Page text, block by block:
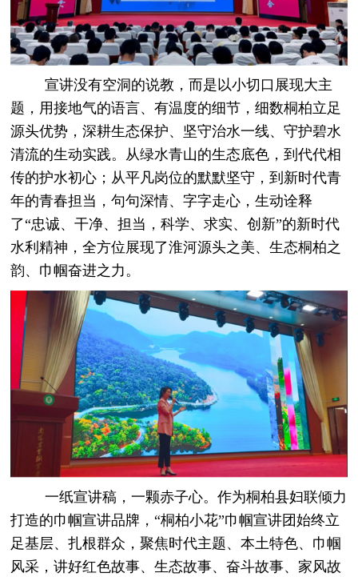
宣讲没有空洞的说教，而是以小切口展现大主
题，用接地气的语言、有温度的细节，细数桐柏立足
源头优势，深耕生态保护、坚守治水一线、守护碧水
清流的生动实践。从绿水青山的生态底色，到代代相
传的护水初心；从平凡岗位的默默坚守，到新时代青
年的青春担当，句句深情、字字走心，生动诠释
了“忠诚、干净、担当，科学、求实、创新”的新时代
水利精神，全方位展现了淮河源头之美、生态桐柏之
韵、巾帼奋进之力。
一纸宣讲稿，一颗赤子心。作为桐柏县妇联倾力
打造的巾帼宣讲品牌，“桐柏小花”巾帼宣讲团始终立
足基层、扎根群众，聚焦时代主题、本土特色、巾帼
风采，讲好红色故事、生态故事、奋斗故事、家风故